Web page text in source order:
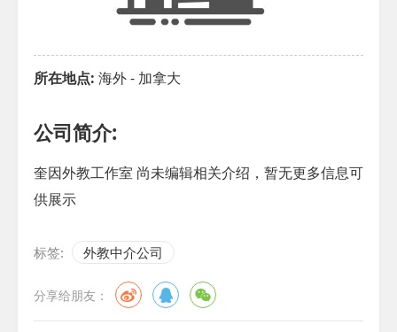
所在地点: 海外 - 加拿大
公司简介:
奎因外教工作室 尚未编辑相关介绍，暂无更多信息可
供展示
标签: 外教中介公司
分享给朋友：